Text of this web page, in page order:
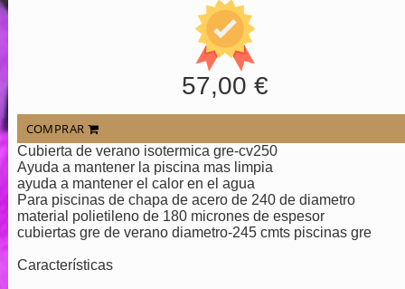
57,00 €
COMPRAR
Cubierta de verano isotermica gre-cv250
Ayuda a mantener la piscina mas limpia
ayuda a mantener el calor en el agua
Para piscinas de chapa de acero de 240 de diametro
material polietileno de 180 micrones de espesor
cubiertas gre de verano diametro-245 cmts piscinas gre
Características